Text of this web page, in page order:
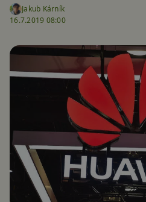
Jakub Kárník
16.7.2019 08:00